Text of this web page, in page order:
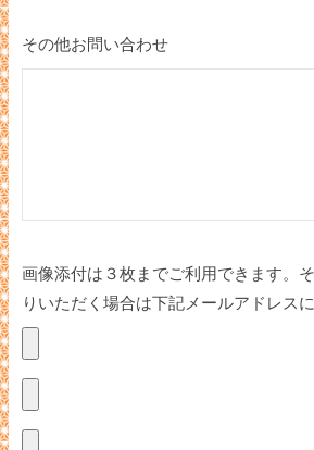
その他お問い合わせ
画像添付は３枚までご利用できます。
りいただく場合は下記メールアドレス